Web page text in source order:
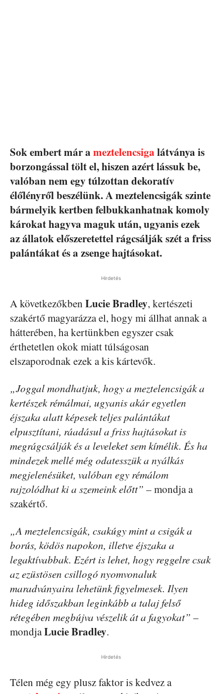
Sok embert már a meztelencsiga látványa is
borzongással tölt el, hiszen azért lássuk be,
valóban nem egy túlzottan dekoratív
élőlényről beszélünk. A meztelencsigák szinte
bármelyik kertben felbukkanhatnak komoly
károkat hagyva maguk után, ugyanis ezek
az állatok előszeretettel rágcsálják szét a friss
palántákat és a zsenge hajtásokat.
Hirdetés
A következőkben Lucie Bradley, kertészeti
szakértő magyarázza el, hogy mi állhat annak a
hátterében, ha kertünkben egyszer csak
érthetetlen okok miatt túlságosan
elszaporodnak ezek a kis kártevők.
„Joggal mondhatjuk, hogy a meztelencsigák a
kertészek rémálmai, ugyanis akár egyetlen
éjszaka alatt képesek teljes palántákat
elpusztítani, ráadásul a friss hajtásokat is
megrágcsálják és a leveleket sem kímélik. És ha
mindezek mellé még odatesszük a nyálkás
megjelenésüket, valóban egy rémálom
rajzolódhat ki a szemeink előtt” – mondja a
szakértő.
„A meztelencsigák, csakúgy mint a csigák a
borús, ködös napokon, illetve éjszaka a
legaktívabbak. Ezért is lehet, hogy reggelre csak
az ezüstösen csillogó nyomvonaluk
maradványaira lehetünk figyelmesek. Ilyen
hideg időszakban leginkább a talaj felső
rétegében megbújva vészelik át a fagyokat” –
mondjaLucie Bradley.
Hirdetés
Télen még egy plusz faktor is kedvez a